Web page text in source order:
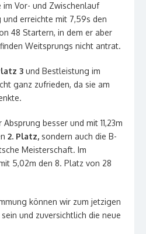
Vor- und Zwischenlauf
erreichte mit 7,59s den
48 Startern, in dem er aber
Weitsprungs nicht antrat.
3 und Bestleistung im
ganz zufrieden, da sie am
besser und mit 11,23m
2. Platz, sondern auch die B-
Meisterschaft. Im
5,02m den 8. Platz von 28
können wir zum jetzigen
und zuversichtlich die neue